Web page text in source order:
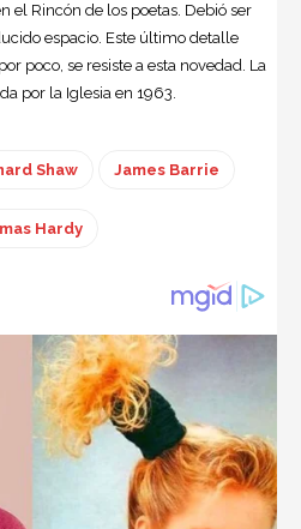
el Rincón de los poetas. Debió ser
espacio. Este último detalle
poco, se resiste a esta novedad. La
por la Iglesia en 1963.
Shaw James Barrie
Hardy